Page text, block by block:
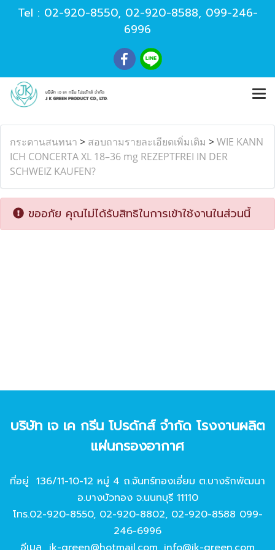
Tel : 02-920-8550, 02-920-8588, 099-246-
6996
กระดานสนทนา > สอบถามรายละเอียดเพิ่มเติม >WIE KANN
ICH CONCERTA XL 18–36 mg REZEPTFREI IN DER
SCHWEIZ KAUFEN?
ขออภัย คุณไม่ได้รับสิทธิในการเข้าใช้งานในส่วนนี้
บริษัท เจ เค กรีน โปรดักส์ จํากัด โรงงานผลิต
แผ่นกรองอากาศ
ที่อยู่ 136/11-10-12 หมู่ 4 ถ.จันทร์ทองเอี่ยม ต.บางรักพัฒนา
อ.บางบัวทอง จ.นนทบุรี 11110
โทร.02-920-8550, 02-920-8802, 02-920-8588 099-
246-6996